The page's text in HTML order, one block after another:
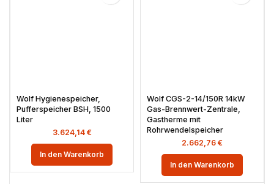
Wolf Hygienespeicher,
Pufferspeicher BSH, 1500
Liter
3.624,14 €
In den Warenkorb
Wolf CGS-2-14/150R 14kW
Gas-Brennwert-Zentrale,
Gastherme mit
Rohrwendelspeicher
2.662,76 €
In den Warenkorb